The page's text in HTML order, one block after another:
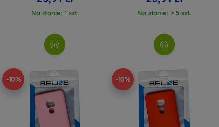
Na stanie: 1 szt. Na stanie: > 5 szt.
-10% -10%